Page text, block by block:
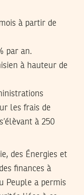
à partir de
par an.
à hauteur de
les frais de
à 250
des Énergies et
finances à
Peuple a permis